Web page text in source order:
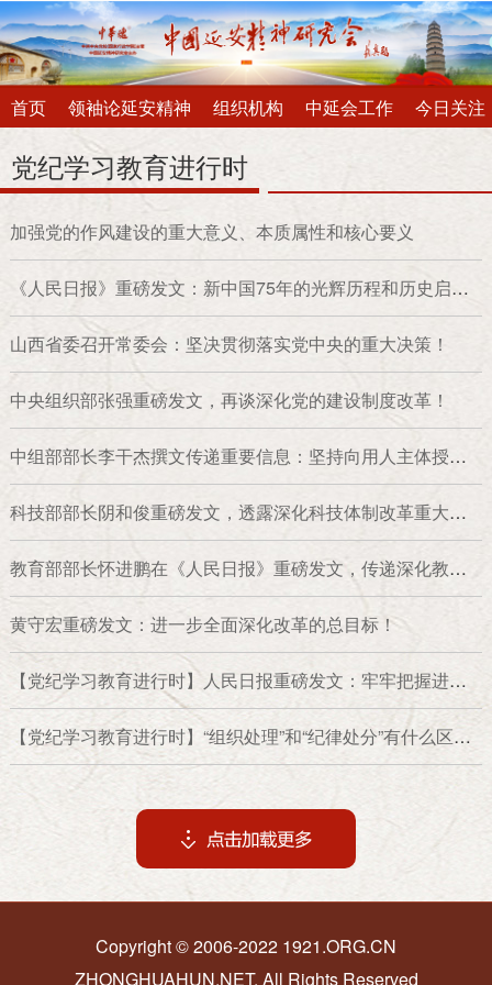
首页 领袖论延安精神 组织机构 中延会工作 今日关注
党纪学习教育进行时
加强党的作风建设的重大意义、本质属性和核心要义
《人民日报》重磅发文：新中国75年的光辉历程和历史启
迪！
山西省委召开常委会：坚决贯彻落实党中央的重大决策！
中央组织部张强重磅发文，再谈深化党的建设制度改革！
中组部部长李干杰撰文传递重要信息：坚持向用人主体授
权、为人才松绑！
科技部部长阴和俊重磅发文，透露深化科技体制改革重大信
号！
教育部部长怀进鹏在《人民日报》重磅发文，传递深化教育
综合改革的重大信号！
黄守宏重磅发文：进一步全面深化改革的总目标！
【党纪学习教育进行时】人民日报重磅发文：牢牢把握进一
步全面深化改革的出发点和落脚点！
【党纪学习教育进行时】“组织处理”和“纪律处分”有什么区
别？
Copyright © 2006-2022 1921.ORG.CN
ZHONGHUAHUN.NET, All Rights Reserved